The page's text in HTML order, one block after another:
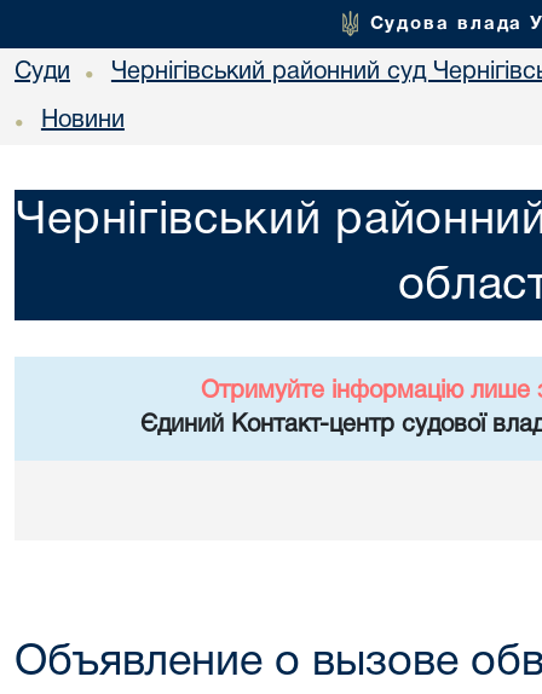
Судова влада
Суди • Чернігівський районний суд
• Новини
Чернігівський
Отримуйте інформацію лише
Єдиний Контакт-центр судової
Объявление о вызове